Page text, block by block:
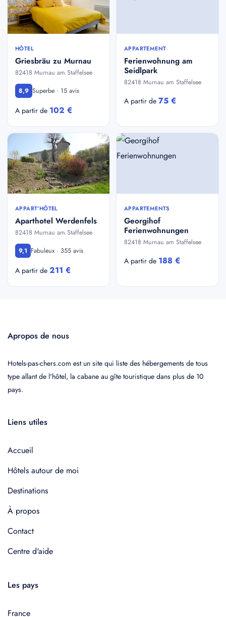
HÔTEL
Griesbräu zu Murnau
82418 Murnau am Staffelsee
8,9 Superbe · 15 avis
A partir de 102 €
APPARTEMENT
Ferienwohnung am
Seidlpark
82418 Murnau am Staffelsee
A partir de 75 €
APPART'HÔTEL
Aparthotel Werdenfels
82418 Murnau am Staffelsee
9,1 Fabuleux · 355 avis
A partir de 211 €
APPARTEMENTS
Georgihof
Ferienwohnungen
82418 Murnau am Staffelsee
A partir de 188 €
Apropos de nous
Hotels-pas-chers.com est un site qui liste des hébergements de tous
type allant de l'hôtel, la cabane au gîte touristique dans plus de 10
pays.
Liens utiles
Accueil
Hôtels autour de moi
Destinations
À propos
Contact
Centre d'aide
Les pays
France